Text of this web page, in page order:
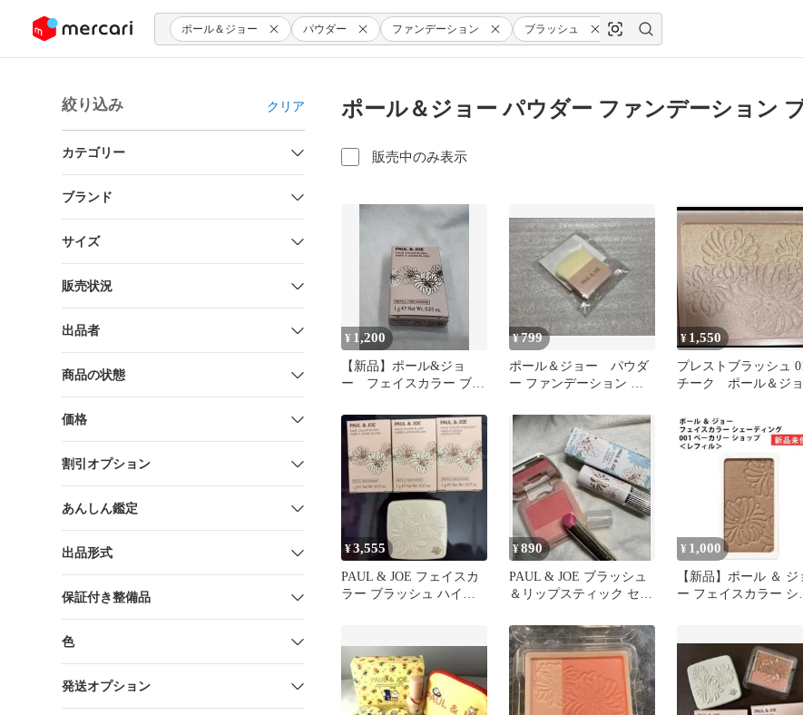
ツにスキップ ポール＆ジョー パウダー ファンデーション ブラッシュ
絞り込み クリア
カテゴリー
ブランド
サイズ
販売状況
出品者
商品の状態
価格
割引オプション
あんしん鑑定
出品形式
保証付き整備品
色
発送オプション
ポール＆ジョー パウダー ファンデーション
販売中のみ表示
¥ 1,200
【新品】ポール&ジョ
ー フェイスカラー ブラ
¥799
ポール＆ジョー パウダ
ー ファンデーション ブ
¥ 1,550
プレストブラッシュ
チーク ポール＆ジョ
ー ら
¥3,555
PAUL & JOE フェイスカ
ラー ブラッシュ ハイラ
¥890
PAUL & JOE ブラッシュ
＆リップスティック セッ
¥ 1,000
【新品】ポール ＆ ジ
ー フェイスカラー シ